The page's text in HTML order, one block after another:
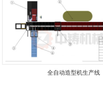
全自动造型机生产线